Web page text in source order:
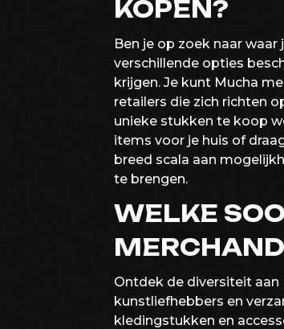
KOPEN?
Ben je op zoek naar
verschillende opties
krijgen. Je kunt Mucha
retailers die zich richten
unieke stukken te koop
items voor je huis of
breed scala aan
te brengen.
WELKE
Ontdek de diversiteit aan
kunstliefhebbers en
kledingstukken en